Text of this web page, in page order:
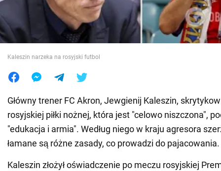
Świat
Jedzenie
Kaleszin narzeka na rosyjski futbol
Główny trener FC Akron, Jewgienij Kaleszin,
rosyjskiej piłki nożnej, która jest "celowo niszczona",
"edukacja i armia". Według niego w kraju agresora
łamane są różne zasady, co prowadzi do pajacowania.
Kaleszin złożył oświadczenie po meczu rosyjskiej